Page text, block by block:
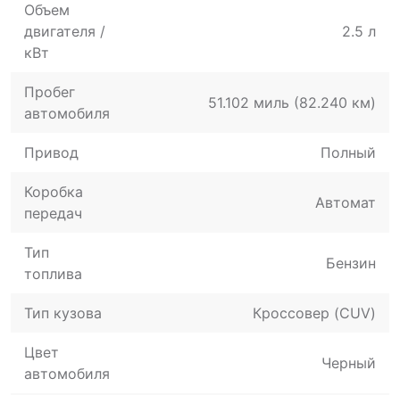
Объем
двигателя /
кВт
2.5 л
Пробег
автомобиля
51.102 миль (82.240 км)
Привод Полный
Коробка
передач
Автомат
Тип
топлива
Бензин
Тип кузова Кроссовер (CUV)
Цвет
автомобиля
Черный